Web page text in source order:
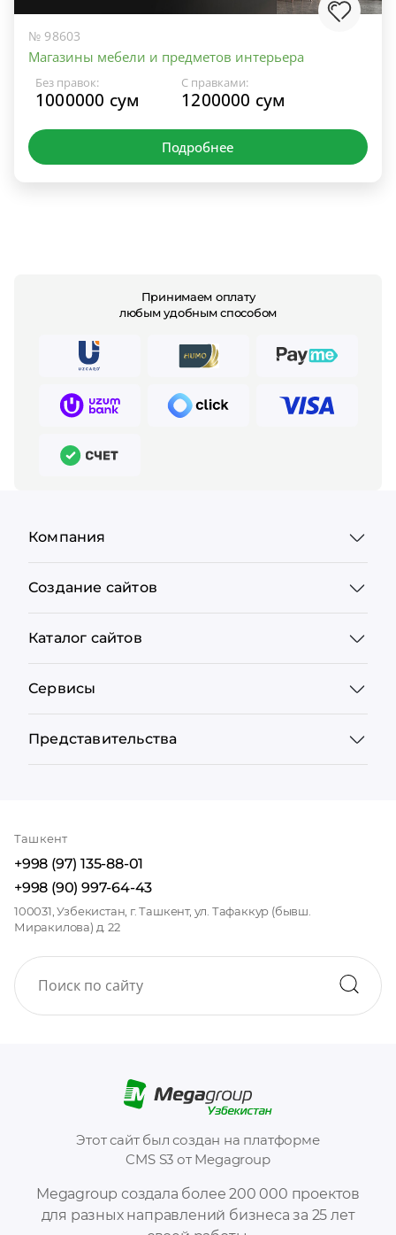
№ 98603
Магазины мебели и предметов интерьера
Без правок:
1000000 сум
С правками:
1200000 сум
Подробнее
Принимаем оплату
любым удобным способом
Megagroup создала более 200 000 проектов
для разных направлений бизнеса за 25 лет
Этот сайт был создан на платформе
CMS S3 от Megagroup
Компания
Создание сайтов
Каталог сайтов
Сервисы
Представительства
Ташкент
+998 (97) 135-88-01
+998 (90) 997-64-43
100031, Узбекистан, г. Ташкент, ул. Тафаккур (бывш.
Миракилова) д. 22